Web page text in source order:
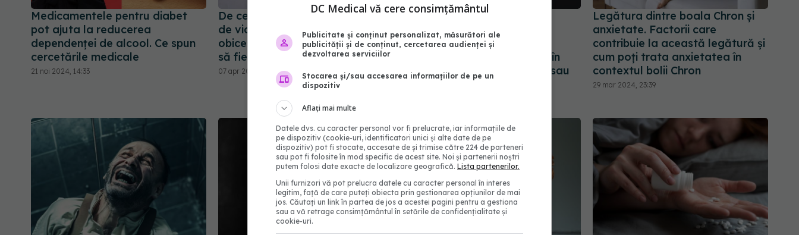
Medicamentele pentru diabet
pot ajuta la reducerea
dependenței de alcool. Ce spun
cercetările medicale
21 noi 2024, 14:33
De ce este dificil să menții un stil
de viață sănătos? Construirea
obiceiurilor sănătoase nu trebuie
să fie o luptă cu tine însuți
07 apr 2024, 17:53
EXCLUSIV Cum se tratează
depresia. Când se ajunge la
psihiatru. Dr. Eduard Petru
Moțoescu: Este salvatoare în
cazul depresiilor moderate sau
severe
Legătura dintre boala Chron și
anxietate. Factorii care
contribuie la această legătură și
cum poți trata anxietatea în
contextul bolii Chron
29 mar 2024, 23:39
DC Medical vă cere consimțământul
Publicitate și conținut personalizat, măsurători ale
publicității și de conținut, cercetarea audienței și
dezvoltarea serviciilor
Stocarea și/sau accesarea informațiilor de pe un
dispozitiv
Aflați mai multe
Datele dvs. cu caracter personal vor fi prelucrate, iar informațiile de
pe dispozitiv (cookie-uri, identificatori unici și alte date de pe
dispozitiv) pot fi stocate, accesate de și trimise către 224 de parteneri
sau pot fi folosite în mod specific de acest site. Noi și partenerii noștri
putem folosi date exacte de localizare geografică. Lista partenerilor.
Unii furnizori vă pot prelucra datele cu caracter personal în interes
legitim, față de care puteți obiecta prin gestionarea opțiunilor de mai
jos. Căutați un link în partea de jos a acestei pagini pentru a gestiona
sau a vă retrage consimțământul în setările de confidențialitate și
cookie-uri.